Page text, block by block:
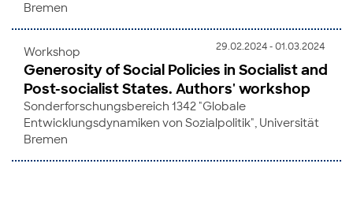
Bremen
29.02.2024 - 01.03.2024
Workshop
Generosity of Social Policies in Socialist and
Post-socialist States. Authors' workshop
Sonderforschungsbereich 1342 "Globale
Entwicklungsdynamiken von Sozialpolitik", Universität
Bremen